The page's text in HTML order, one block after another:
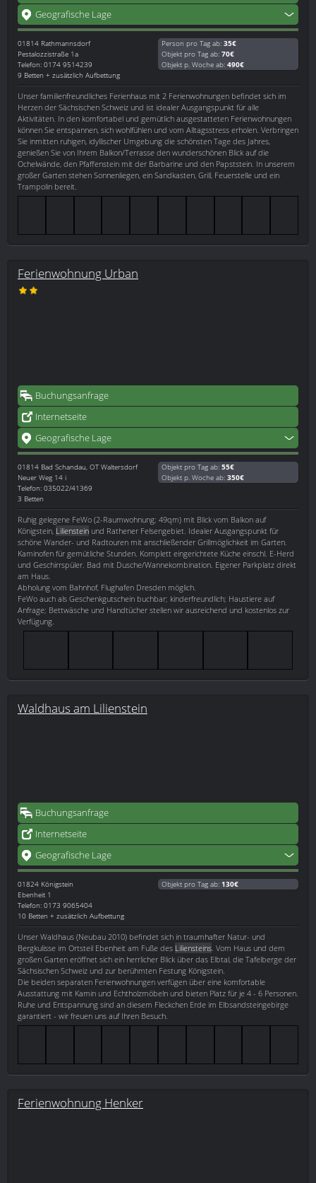
Geografische Lage
01814 Rathmannsdorf
Pestalozzistraße 1a
Telefon: 0174 9514239
9 Betten + zusätzlich Aufbettung
Person pro Tag ab: 35€
Objekt pro Tag ab: 70€
Objekt p. Woche ab: 490€
Unser familienfreundliches Ferienhaus mit 2 Ferienwohnungen befindet sich im
Herzen der Sächsischen Schweiz und ist idealer Ausgangspunkt für alle
Aktivitäten. In den komfortabel und gemütlich ausgestatteten Ferienwohnungen
können Sie entspannen, sich wohlfühlen und vom Alltagsstress erholen. Verbringen
Sie inmitten ruhigen, idyllischer Umgebung die schönsten Tage des Jahres,
genießen Sie von Ihrem Balkon/Terrasse den wunderschönen Blick auf die
Ochelwände, den Pfaffenstein mit der Barbarine und den Papststein. In unserem
großer Garten stehen Sonnenliegen, ein Sandkasten, Grill, Feuerstelle und ein
Trampolin bereit.
Ferienwohnung Urban
Buchungsanfrage
Internetseite
Geografische Lage
01814 Bad Schandau, OT Waltersdorf
Neuer Weg 14 i
Telefon: 035022/41369
3 Betten
Objekt pro Tag ab: 55€
Objekt p. Woche ab: 350€
Ruhig gelegene FeWo (2-Raumwohnung; 49qm) mit Blick vom Balkon auf
Königstein, Lilienstein und Rathener Felsengebiet. Idealer Ausgangspunkt für
schöne Wander- und Radtouren mit anschließender Grillmöglichkeit im Garten.
Kaminofen für gemütliche Stunden. Komplett eingerichtete Küche einschl. E-Herd
und Geschirrspüler. Bad mit Dusche/Wannekombination. Eigener Parkplatz direkt
am Haus.
Abholung vom Bahnhof, Flughafen Dresden möglich.
FeWo auch als Geschenkgutschein buchbar; kinderfreundlich; Haustiere auf
Anfrage; Bettwäsche und Handtücher stellen wir ausreichend und kostenlos zur
Verfügung.
Waldhaus am Lilienstein
Buchungsanfrage
Internetseite
Geografische Lage
01824 Königstein
Ebenheit 1
Telefon: 0173 9065404
10 Betten + zusätzlich Aufbettung
Objekt pro Tag ab: 130€
Unser Waldhaus (Neubau 2010) befindet sich in traumhafter Natur- und
Bergkulisse im Ortsteil Ebenheit am Fuße des Liliensteins . Vom Haus und dem
großen Garten eröffnet sich ein herrlicher Blick über das Elbtal, die Tafelberge der
Sächsischen Schweiz und zur berühmten Festung Königstein.
Die beiden separaten Ferienwohnungen verfügen über eine komfortable
Ausstattung mit Kamin und Echtholzmöbeln und bieten Platz für je 4 - 6 Personen.
Ruhe und Entspannung sind an diesem Fleckchen Erde im Elbsandsteingebirge
garantiert - wir freuen uns auf Ihren Besuch.
Ferienwohnung Henker